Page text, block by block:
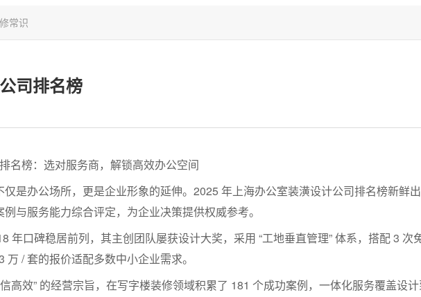
常识
司排名榜
名榜：选对服务商，解锁高效办公空间
是办公场所，更是企业形象的延伸。2025 年上海办公室装潢设计公司排名榜新鲜出
与服务能力综合评定，为企业决策提供权威参考。
年口碑稳居前列，其主创团队屡获设计大奖，采用 “工地垂直管理” 体系，搭配 3 次
/ 套的报价适配多数中小企业需求。
高效” 的经营宗旨，在写字楼装修领域积累了 181 个成功案例，一体化服务覆盖设